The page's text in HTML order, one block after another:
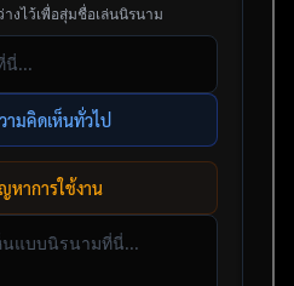
างไว้เพื่อสุ่มชื่อเล่นนิรนาม
ามคิดเห็นทั่วไป
หาการใช้งาน